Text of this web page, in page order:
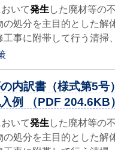
いて発生 した廃材等の
の処分を主目的とした解
工事に附帯して行う清掃
内訳書（様式第5号
例 （PDF 204.6KB）
いて発生 した廃材等の
の処分を主目的とした解